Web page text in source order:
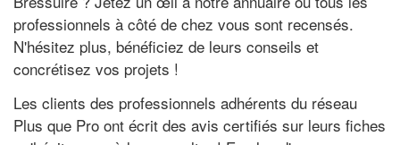
professionnels à côté de chez vous sont recensés.
N'hésitez plus, bénéficiez de leurs conseils et
concrétisez vos projets !
Les clients des professionnels adhérents du réseau
Plus que Pro ont écrit des avis certifiés sur leurs fiches